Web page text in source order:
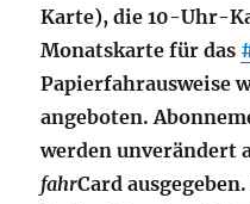
Karte), die 10-Uhr-
Monatskarte für das
Papierfahrausweise
angeboten.
werden unverändert
fahrCard